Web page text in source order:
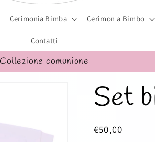
Cerimonia Bimba Cerimonia Bimbo
Contatti
Collezione comunione
Set
Prezzo
€50,00